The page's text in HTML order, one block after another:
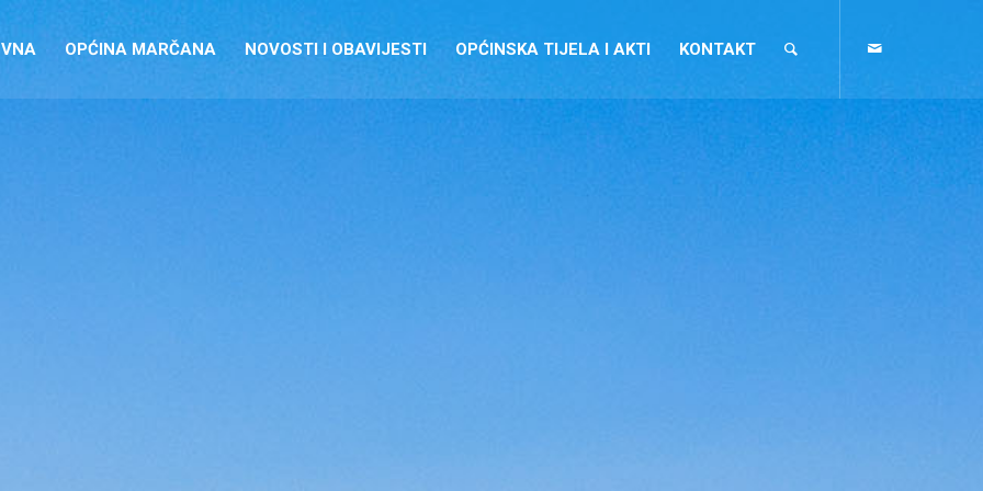
OPĆINA MARČANA NOVOSTI I OBAVIJESTI OPĆINSKA TIJELA I AKTI KONTAKT